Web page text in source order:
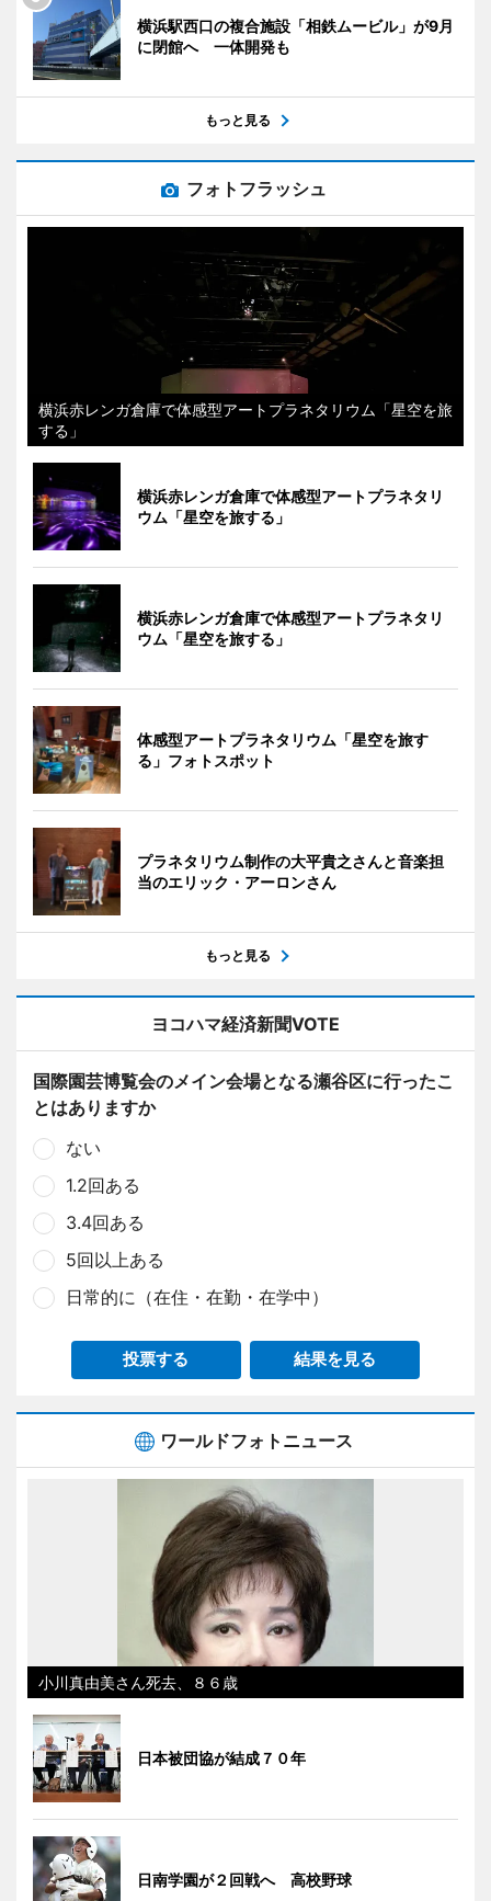
横浜駅西口の複合施設「相鉄ムービル」が9月
に閉館へ 一体開発も
もっと見る
フォトフラッシュ
横浜赤レンガ倉庫で体感型アートプラネタリウム「星空を旅
する」
横浜赤レンガ倉庫で体感型アートプラネタリ
ウム「星空を旅する」
横浜赤レンガ倉庫で体感型アートプラネタリ
ウム「星空を旅する」
体感型アートプラネタリウム「星空を旅す
る」フォトスポット
プラネタリウム制作の大平貴之さんと音楽担
当のエリック・アーロンさん
もっと見る
ヨコハマ経済新聞VOTE
国際園芸博覧会のメイン会場となる瀬谷区に行ったこ
とはありますか
ない
1.2回ある
3.4回ある
5回以上ある
日常的に（在住・在勤・在学中）
投票する 結果を見る
ワールドフォトニュース
小川真由美さん死去、８６歳
日本被団協が結成７０年
日南学園が２回戦へ 高校野球